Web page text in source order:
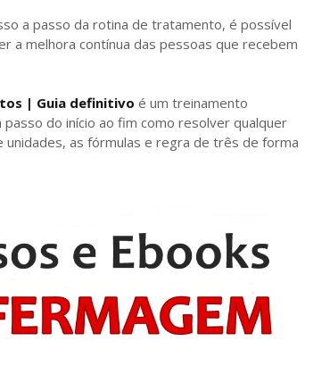
a passo da rotina de tratamento, é possível
a melhora contínua das pessoas que recebem
| Guia definitivo é um treinamento
do início ao fim como resolver qualquer
as fórmulas e regra de três de forma